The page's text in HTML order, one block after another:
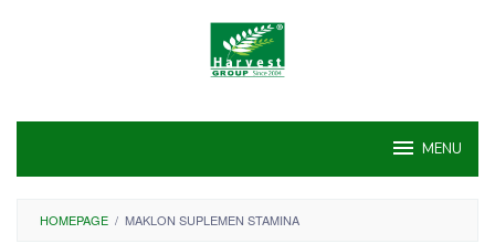
MENU
HOMEPAGE / MAKLON SUPLEMEN STAMINA